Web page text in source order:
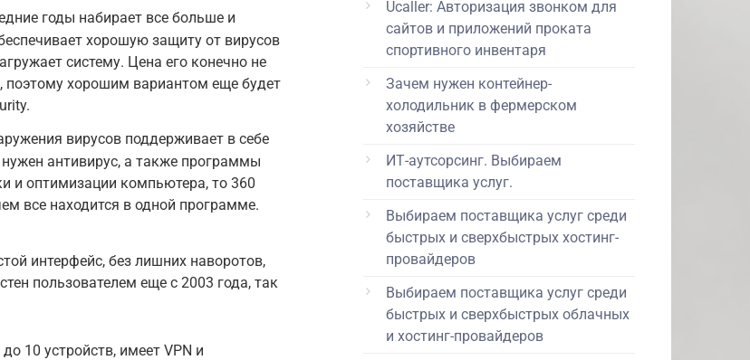
годы набирает все больше и
хорошую защиту от вирусов
систему. Цена его конечно не
поэтому хорошим вариантом еще будет
вирусов поддерживает в себе
антивирус, а также программы
и оптимизации компьютера, то 360
все находится в одной программе.
интерфейс, без лишних наворотов,
пользователем еще с 2003 года, так
10 устройств, имеет VPN и
Ucaller: Авторизация звонком для
сайтов и приложений проката
спортивного инвентаря
Зачем нужен контейнер-
холодильник в фермерском
хозяйстве
ИТ-аутсорсинг. Выбираем
поставщика услуг.
Выбираем поставщика услуг среди
быстрых и сверхбыстрых хостинг-
провайдеров
Выбираем поставщика услуг среди
быстрых и сверхбыстрых облачных
и хостинг-провайдеров